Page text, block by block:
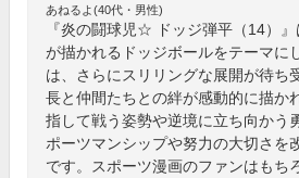
あねるよ(40代・男性)
『炎の闘球児☆ ドッジ弾平（14）
が描かれるドッジボールをテーマに
は、さらにスリリングな展開が待ち
長と仲間たちとの絆が感動的に描か
指して戦う姿勢や逆境に立ち向かう
ポーツマンシップや努力の大切さを
です。スポーツ漫画のファンはもち